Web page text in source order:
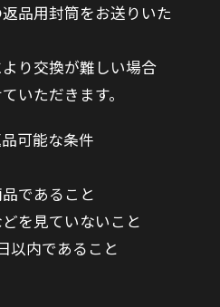
品用封筒をお送りいた
り交換が難しい場合
いただきます。
可能な条件
であること
を見ていないこと
以内であること